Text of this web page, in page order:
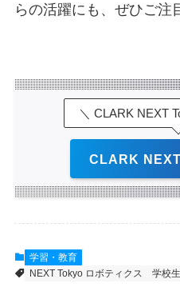
らの活躍にも、ぜひご注
＼ CLARK NEXT
CLARK
学習・教育
NEXT Tokyo ロボティクス
学校